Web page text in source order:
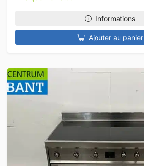
Informations
Ajouter au panier